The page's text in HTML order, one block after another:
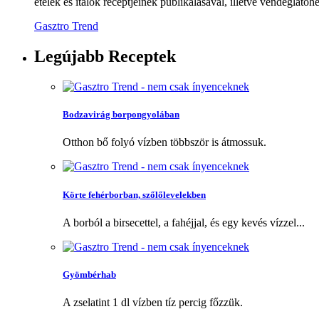
Gasztro Trend
Legújabb Receptek
Bodzavirág borpongyolában
Otthon bő folyó vízben többször is átmossuk.
Körte fehérborban, szőlőlevelekben
A borból a birsecettel, a fahéjjal, és egy kevés vízzel...
Gyömbérhab
A zselatint 1 dl vízben tíz percig főzzük.